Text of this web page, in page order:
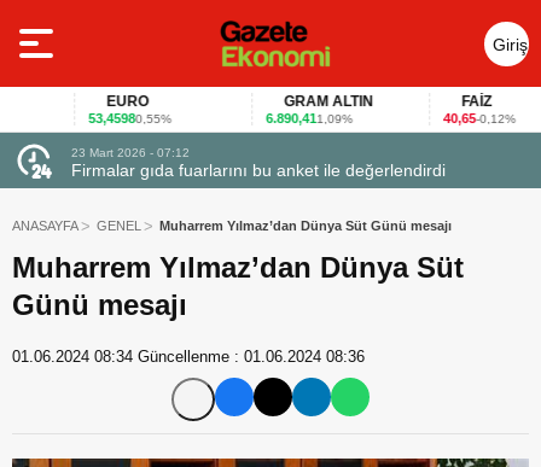
Giriş
Yap
EURO
53,45980,55%
GRAM ALTIN
6.890,411,09% -0,12%
23 Mart 2026 - 07:12
Firmalar gıda fuarlarını bu anket ile değerlendirdi
ANASAYFA GENEL Muharrem Yılmaz’dan Dünya Süt Günü mesajı
Muharrem Yılmaz’dan Dünya Süt
Günü mesajı
01.06.2024 08:34 Güncellenme : 01.06.2024 08:36